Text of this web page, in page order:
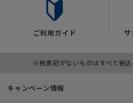
ご利用ガイド
※税表記がないものはすべて税
キャンペーン情報